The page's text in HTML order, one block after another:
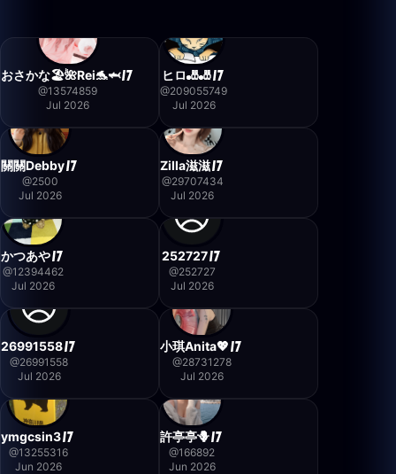
おさかな🏖🌺Rei🐬🦈
@13574859
Jul 2026
ヒロ🎳🎳
@209055749
Jul 2026
關關Debby
@2500
Jul 2026
Zilla滋滋
@29707434
Jul 2026
かつあや
@12394462
Jul 2026
252727
@252727
Jul 2026
26991558
@26991558
Jul 2026
小琪Anita💖
@28731278
Jul 2026
ymgcsin3
@13255316
Jun 2026
許亭亭🪻
@166892
Jun 2026